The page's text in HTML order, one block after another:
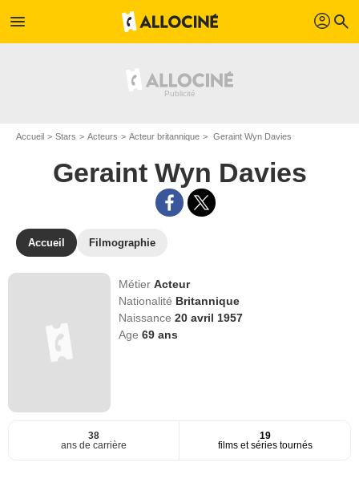
menu profil search
Accueil Stars Acteurs Acteur britannique Geraint Wyn Davies
Geraint Wyn Davies
Accueil Filmographie
MétierActeur
Nationalité Britannique
Naissance20 avril 1957
Age69 ans
38
ans de carrière
19
films et séries tournés